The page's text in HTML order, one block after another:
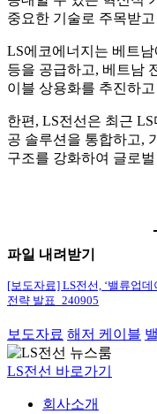
중요한 기술로 주목받
LS에코에너지는 베트
등을 공급하고, 베트남
이블 상용화를 추진하
한편, LS전선은 최근
공 솔루션을 통합하고,
구조를 강화하여 글로
파일 내려받기
[보도자료] LS전선, ‘밸류업
전략 발표_240905
보도자료 해저 케이블
LS전선 바로가기
회사소개